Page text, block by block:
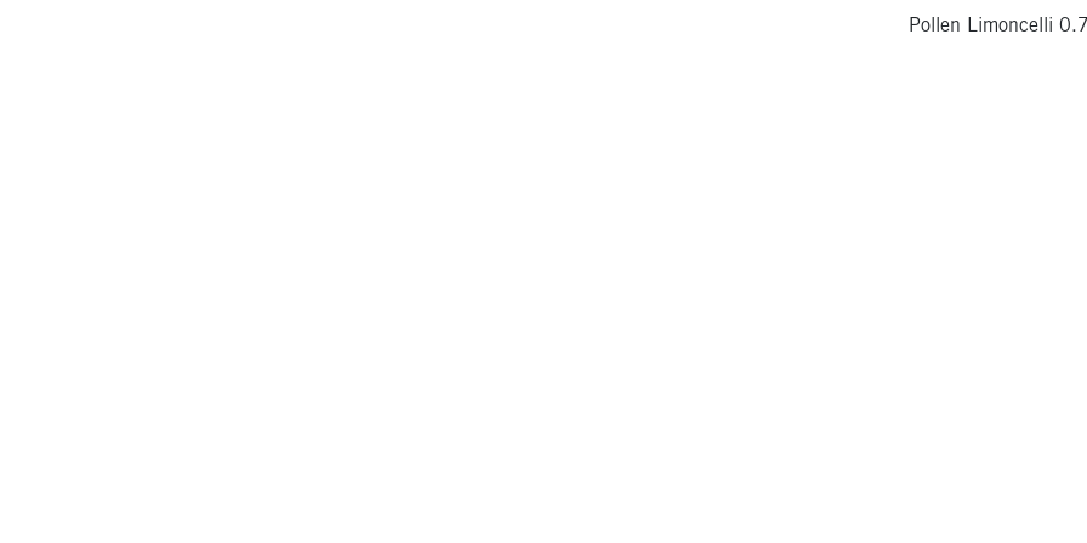
Pollen Limoncelli